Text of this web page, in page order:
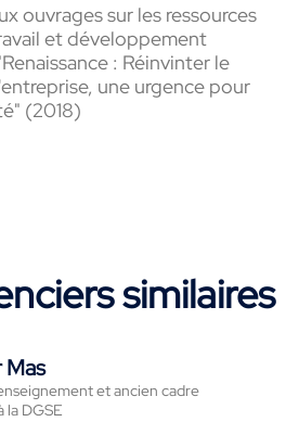
ouvrages sur les ressources
et développement
: Réinvinter le
une urgence pour
(2018)
similaires
Mas
et ancien cadre
la DGSE